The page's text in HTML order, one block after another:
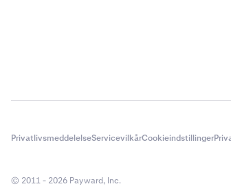
PrivatlivsmeddelelseServicevilkårCookieindstillinger
© 2011 - 2026 Payward, Inc.